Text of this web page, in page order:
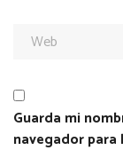
Guarda mi
navegador para